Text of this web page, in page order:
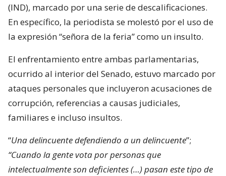
(IND), marcado por una serie de descalificaciones.
En específico, la periodista se molestó por el uso de
la expresión “señora de la feria” como un insulto.
El enfrentamiento entre ambas parlamentarias,
ocurrido al interior del Senado, estuvo marcado por
ataques personales que incluyeron acusaciones de
corrupción, referencias a causas judiciales,
familiares e incluso insultos.
“Una delincuente defendiendo a un delincuente”;
“Cuando la gente vota por personas que
intelectualmente son deficientes (…) pasan este tipo de